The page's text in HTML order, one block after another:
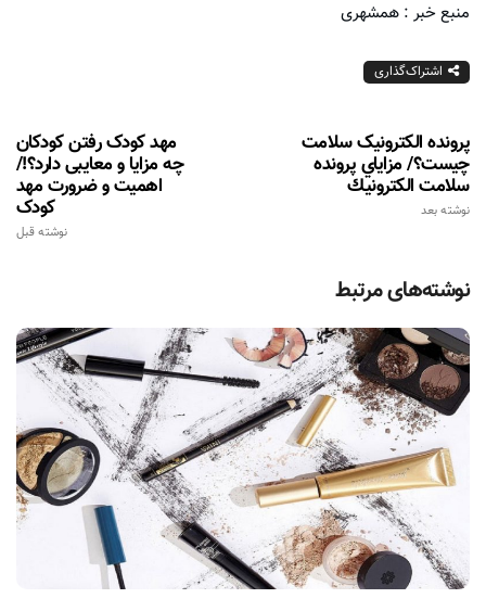
منبع خبر : همشهری
اشتراک‌گذاری
مهد کودک رفتن کودکان
چه مزایا و معایبی دارد؟!/
اهمیت و ضرورت مهد
کودک
نوشته قبل
پرونده الکترونیک سلامت
چیست؟/ مزاياي پرونده
سلامت الكترونيك
نوشته بعد
نوشته‌های مرتبط